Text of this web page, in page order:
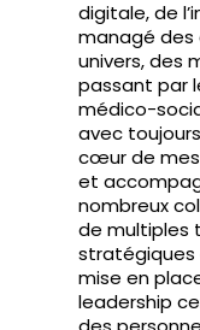
digitale, de
managé des
univers, des
passant par
médico-
avec
cœur de mes
et
nombreux
de multiples
stratégiques
mise en
leadership